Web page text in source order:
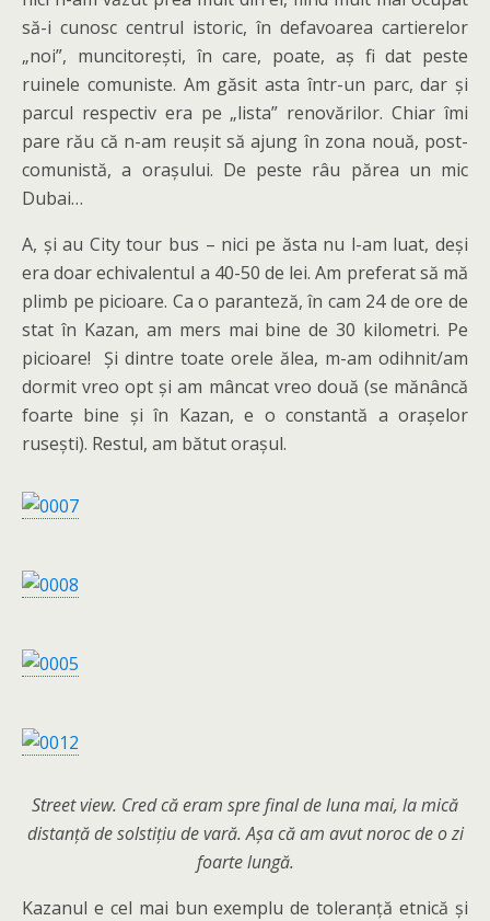
să-i cunosc centrul istoric, în defavoarea cartierelor
„noi”, muncitorești, în care, poate, aș fi dat peste
ruinele comuniste. Am găsit asta într-un parc, dar și
parcul respectiv era pe „lista” renovărilor. Chiar îmi
pare rău că n-am reușit să ajung în zona nouă, post-
comunistă, a orașului. De peste râu părea un mic
Dubai…
A, și au City tour bus – nici pe ăsta nu l-am luat, deși
era doar echivalentul a 40-50 de lei. Am preferat să mă
plimb pe picioare. Ca o paranteză, în cam 24 de ore de
stat în Kazan, am mers mai bine de 30 kilometri. Pe
picioare! Și dintre toate orele ălea, m-am odihnit/am
dormit vreo opt și am mâncat vreo două (se mănâncă
foarte bine și în Kazan, e o constantă a orașelor
rusești). Restul, am bătut orașul.
Street view. Cred că eram spre final de luna mai, la mică
distanță de solstițiu de vară. Așa că am avut noroc de o zi
foarte lungă.
Kazanul e cel mai bun exemplu de toleranță etnică și